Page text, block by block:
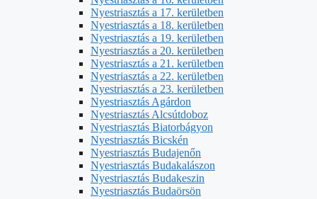
Nyestriasztás a 17. kerületben
Nyestriasztás a 18. kerületben
Nyestriasztás a 19. kerületben
Nyestriasztás a 20. kerületben
Nyestriasztás a 21. kerületben
Nyestriasztás a 22. kerületben
Nyestriasztás a 23. kerületben
Nyestriasztás Agárdon
Nyestriasztás Alcsútdoboz
Nyestriasztás Biatorbágyon
Nyestriasztás Bicskén
Nyestriasztás Budajenőn
Nyestriasztás Budakalászon
Nyestriasztás Budakeszin
Nyestriasztás Budaörsön